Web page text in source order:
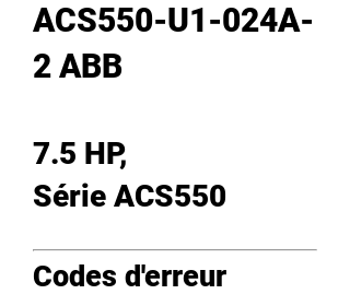
ACS550-U1-024A-
2 ABB
7.5 HP,
Série ACS550
Codes d'erreur